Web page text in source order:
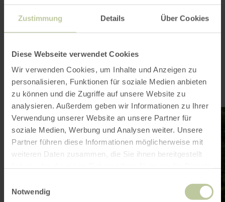
Zustimmung Details Über Cookies
Diese Webseite verwendet Cookies
Wir verwenden Cookies, um Inhalte und Anzeigen zu
personalisieren, Funktionen für soziale Medien anbieten
zu können und die Zugriffe auf unsere Website zu
analysieren. Außerdem geben wir Informationen zu Ihrer
Verwendung unserer Website an unsere Partner für
soziale Medien, Werbung und Analysen weiter. Unsere
Partner führen diese Informationen möglicherweise mit
weiteren Daten zusammen, die Sie ihnen bereitgestellt
Notwendig
Hürtgenwald at a
glance
learn
more
about:
Accommodations